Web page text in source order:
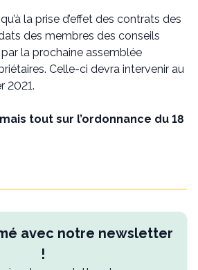
la prise d’effet des contrats des
des membres des conseils
la prochaine assemblée
Celle-ci devra intervenir au
2021.
tout sur l’ordonnance du 18
avec notre newsletter
!